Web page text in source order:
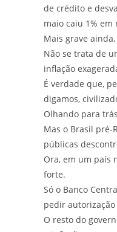
de crédito e
maio caiu 1% em
Mais grave
Não se trata de
inflação
É verdade que,
digamos,
Olhando para
Mas o Brasil pré-
públicas
Ora, em um país
forte.
Só o Banco
pedir
O resto do